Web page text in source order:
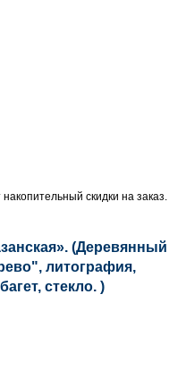
скидки на заказ.
(Деревянный
литография,
стекло. )